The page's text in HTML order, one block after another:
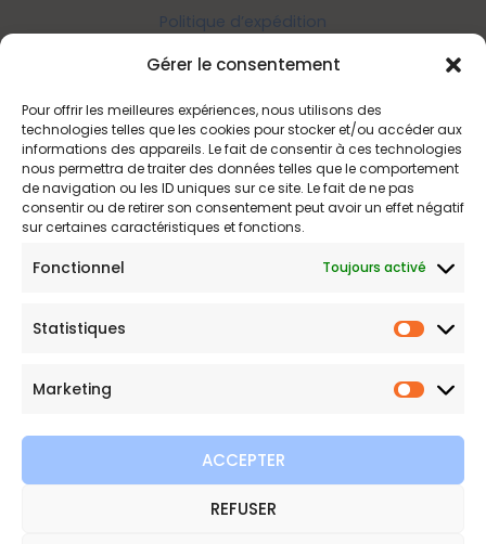
Gérer le consentement
Pour offrir les meilleures expériences, nous utilisons des
technologies telles que les cookies pour stocker et/ou accéder aux
informations des appareils. Le fait de consentir à ces technologies
nous permettra de traiter des données telles que le comportement
de navigation ou les ID uniques sur ce site. Le fait de ne pas
consentir ou de retirer son consentement peut avoir un effet négatif
sur certaines caractéristiques et fonctions.
Fonctionnel Toujours activé
Statistiques
Marketing
ACCEPTER
REFUSER
Politique d’expédition
Conditions générales de vente et d’utilisation
Bijouterie en ligne
Bijoux Etoile est votre boutique en ligne de référence sur ces
beautés scintillantes. Une question sur nos bijoux ou une
Copyright © 2026 Bijoux Etoile